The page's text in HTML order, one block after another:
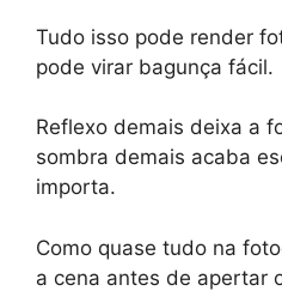
Tudo isso pode render
pode virar bagunça fácil.
Reflexo demais deixa a
sombra demais acaba
importa.
Como quase tudo na
a cena antes de apertar